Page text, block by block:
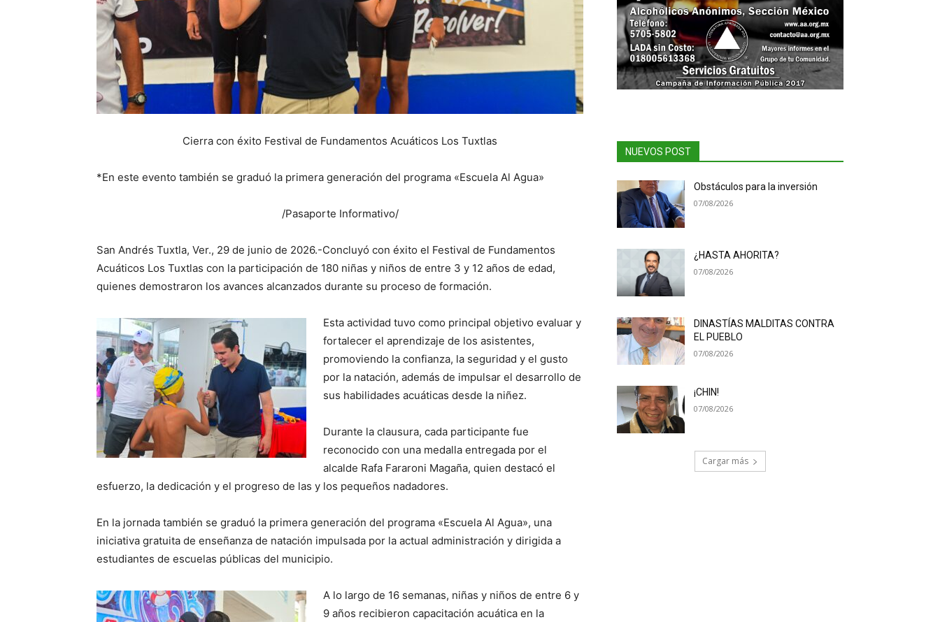
Cierra con éxito Festival de Fundamentos Acuáticos Los Tuxtlas
*En este evento también se graduó la primera generación del programa «Escuela Al Agua»
/Pasaporte Informativo/
San Andrés Tuxtla, Ver., 29 de junio de 2026.-Concluyó con éxito el Festival de Fundamentos
Acuáticos Los Tuxtlas con la participación de 180 niñas y niños de entre 3 y 12 años de edad,
quienes demostraron los avances alcanzados durante su proceso de formación.
Esta actividad tuvo como principal objetivo evaluar y
fortalecer el aprendizaje de los asistentes,
promoviendo la confianza, la seguridad y el gusto
por la natación, además de impulsar el desarrollo de
sus habilidades acuáticas desde la niñez.
Durante la clausura, cada participante fue
reconocido con una medalla entregada por el
alcalde Rafa Fararoni Magaña, quien destacó el
esfuerzo, la dedicación y el progreso de las y los pequeños nadadores.
En la jornada también se graduó la primera generación del programa «Escuela Al Agua», una
iniciativa gratuita de enseñanza de natación impulsada por la actual administración y dirigida a
estudiantes de escuelas públicas del municipio.
A lo largo de 16 semanas, niñas y niños de entre 6 y
9 años recibieron capacitación acuática en la
NUEVOS POST
Obstáculos para la inversión
07/08/2026
¿HASTA AHORITA?
07/08/2026
DINASTÍAS MALDITAS CONTRA
EL PUEBLO
07/08/2026
¡CHIN!
07/08/2026
Cargar más